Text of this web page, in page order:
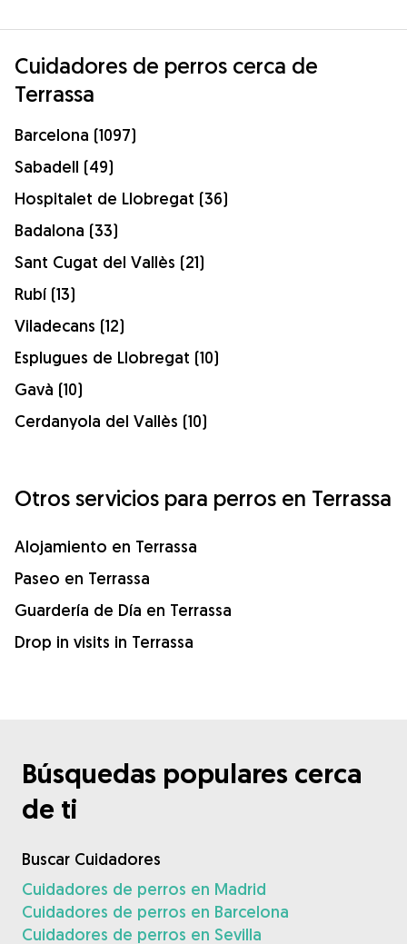
Cuidadores de perros cerca de
Terrassa
Barcelona (1097)
Sabadell (49)
Hospitalet de Llobregat (36)
Badalona (33)
Sant Cugat del Vallès (21)
Rubí (13)
Viladecans (12)
Esplugues de Llobregat (10)
Gavà (10)
Cerdanyola del Vallès (10)
Otros servicios para perros en Terrassa
Alojamiento en Terrassa
Paseo en Terrassa
Guardería de Día en Terrassa
Drop in visits in Terrassa
Búsquedas populares cerca
de ti
Buscar Cuidadores
Cuidadores de perros en Madrid
Cuidadores de perros en Barcelona
Cuidadores de perros en Sevilla